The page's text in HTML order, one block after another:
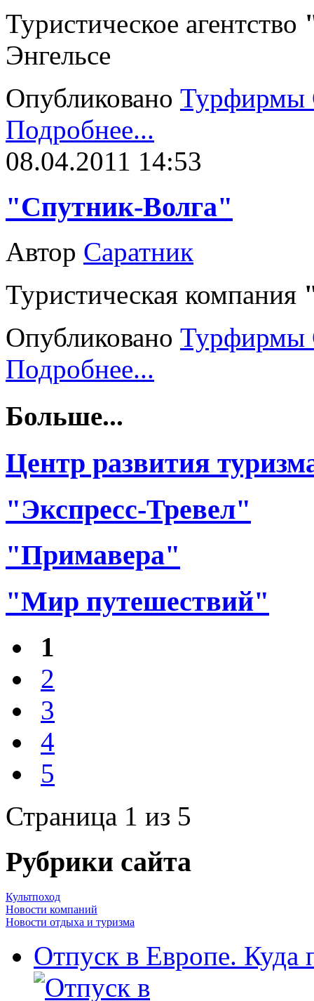
Туристическое агентство
Энгельсе
Опубликовано Турфирмы
Подробнее...
08.04.2011 14:53
"Спутник-Волга"
Автор Саратник
Туристическая компания
Опубликовано Турфирмы
Подробнее...
Больше...
Центр развития
"Экспресс-Тревел"
"Примавера"
"Мир путешествий"
1
2
3
4
5
Страница 1 из 5
Рубрики сайта
Культпоход
Новости компаний
Новости отдыха и туризма
Отпуск в Европе. Куда